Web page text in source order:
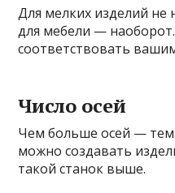
Для мелких изделий не
для мебели —
соответствовать
Число осей
Чем больше осей — тем
можно создавать
такой станок выше.